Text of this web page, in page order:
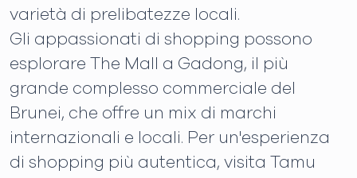
varietà di prelibatezze locali.
Gli appassionati di shopping possono
esplorare The Mall a Gadong, il più
grande complesso commerciale del
Brunei, che offre un mix di marchi
internazionali e locali. Per un'esperienza
di shopping più autentica, visita Tamu